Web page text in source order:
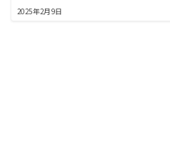
2025年2月9日